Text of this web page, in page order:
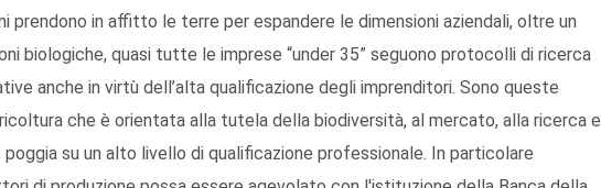
prendono in affitto le terre per espandere le dimensioni aziendali, oltre un
biologiche, quasi tutte le imprese “under 35” seguono protocolli di ricerca
anche in virtù dell’alta qualificazione degli imprenditori. Sono queste
che è orientata alla tutela della biodiversità, al mercato, alla ricerca e
poggia su un alto livello di qualificazione professionale. In particolare